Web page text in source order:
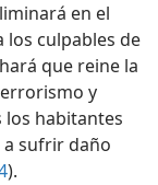
en el
los culpables de
que reine la
y
los habitantes
a sufrir daño
).